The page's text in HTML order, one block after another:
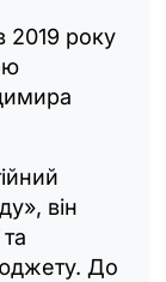
2019 року
він
До